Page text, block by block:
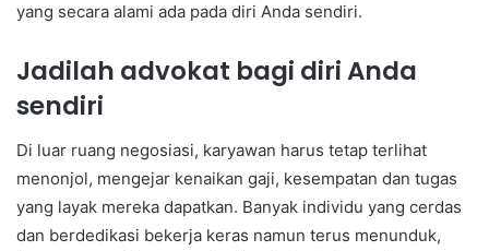
yang secara alami ada pada diri Anda sendiri.
Jadilah advokat bagi diri Anda
sendiri
Di luar ruang negosiasi, karyawan harus tetap terlihat
menonjol, mengejar kenaikan gaji, kesempatan dan tugas
yang layak mereka dapatkan. Banyak individu yang cerdas
dan berdedikasi bekerja keras namun terus menunduk,